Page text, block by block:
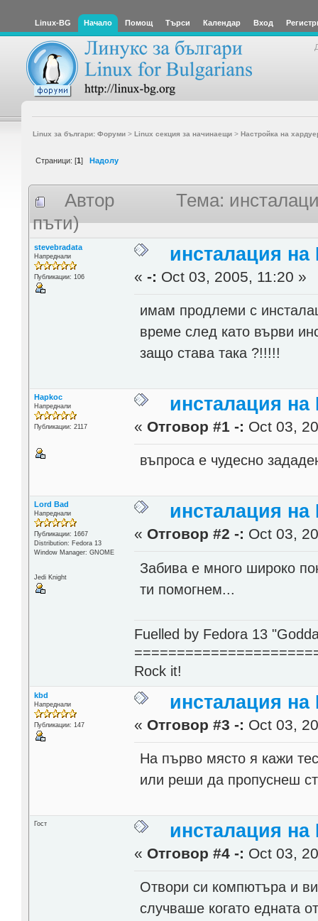
Linux-BG Начало Помощ Търси Календар Вход
Linux за българи: Форуми> Linux секция за начинаещи> Настройка на
Страници: [1] Надолу
Автор
Тема:
пъти)
stevebradata
Напреднали
Публикации: 106
инсталация
«-: Oct 03, 2005, 11:20 »
имам продлеми с
време след като върви
защо става така ?!!!!!
Hapkoc
Напреднали
Публикации: 2117
инсталация
« Отговор #1 -: Oct 03,
въпроса е чудесно
Lord Bad
Напреднали
Публикации: 1667
Distribution: Fedora 13
Window Manager: GNOME
Jedi Knight
инсталация
« Отговор #2 -: Oct 03,
Забива е много широко
ти помогнем...
Fuelled by Fedora 13
Rock it!
kbd
Напреднали
Публикации: 147
инсталация
« Отговор #3 -: Oct 03,
На първо място я кажи
или реши да пропуснеш
Гост инсталация
« Отговор #4 -: Oct 03,
Отвори си компютъра и
случваше когато едната